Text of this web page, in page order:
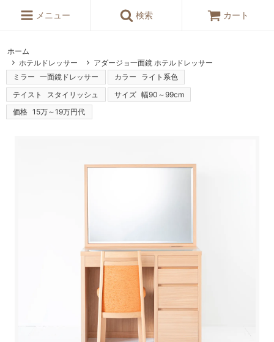
メニュー 検索 カート
ホーム
ホテルドレッサー
アダージョ一面鏡 ホテルドレッサー
ミラー
一面鏡ドレッサー カラー
ライト系色
テイスト
スタイリッシュ サイズ 幅90～99cm
価格 15万～19万円代